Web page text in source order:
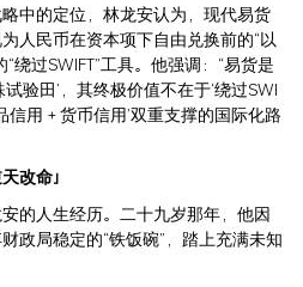
中的定位，林龙安认为，现代易货
人民币在资本项下自由兑换前的“以
绕过SWIFT”工具。他强调：“易货是
验田’，其终极价值不在于‘绕过SWI
信用＋货币信用’双重支撑的国际化路
改命」
的人生经历。二十九岁那年，他因
政局稳定的“铁饭碗”，踏上充满未知